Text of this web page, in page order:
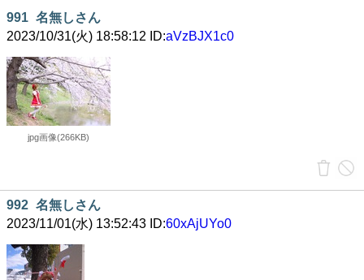
991 名無しさん
2023/10/31(火) 18:58:12 ID:aVzBJX1c0
jpg画像(266KB)
992 名無しさん
2023/11/01(水) 13:52:43 ID:60xAjUYo0